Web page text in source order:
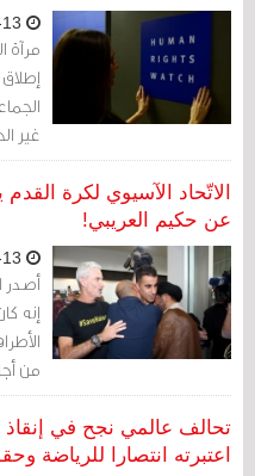
مرآة
غير
الاتّحاد الآسيوي لكرة
عن حكيم العريبي!
أصدر
إنه
من
تحالف عالمي نجح في إنقاذ
اعتبرته انتصارا للرياضة